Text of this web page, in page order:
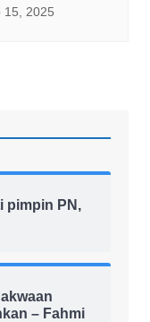
15, 2025
pimpin PN,
– Fahmi